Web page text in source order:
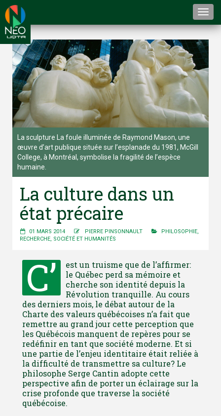
La sculpture La foule illuminée de Raymond Mason, une
œuvre d’art publique située sur l’esplanade du 1981, McGill
College, à Montréal, symbolise la fragilité de l’espèce
humaine.
La culture dans un
état précaire
01 MARS 2014 PIERRE PINSONNAULT PHILOSOPHIE,
RECHERCHE, SOCIÉTÉ ET HUMANITÉS
C’
est un truisme que de l’affirmer:
le Québec perd sa mémoire et
cherche son identité depuis la
Révolution tranquille. Au cours
des derniers mois, le débat autour de la
Charte des valeurs québécoises n’a fait que
remettre au grand jour cette perception que
les Québécois manquent de repères pour se
redéfinir en tant que société moderne. Et si
une partie de l’enjeu identitaire était reliée à
la difficulté de transmettre sa culture? Le
philosophe Serge Cantin adopte cette
perspective afin de porter un éclairage sur la
crise profonde que traverse la société
québécoise.